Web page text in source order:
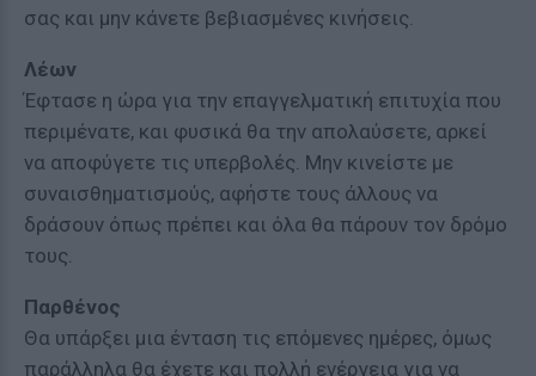
σας και μην κάνετε βεβιασμένες κινήσεις.
Λέων
Έφτασε η ώρα για την επαγγελματική επιτυχία που
περιμένατε, και φυσικά θα την απολαύσετε, αρκεί
να αποφύγετε τις υπερβολές. Μην κινείστε με
συναισθηματισμούς, αφήστε τους άλλους να
δράσουν όπως πρέπει και όλα θα πάρουν τον δρόμο
τους.
Παρθένος
Θα υπάρξει μια ένταση τις επόμενες ημέρες, όμως
παράλληλα θα έχετε και πολλή ενέργεια για να